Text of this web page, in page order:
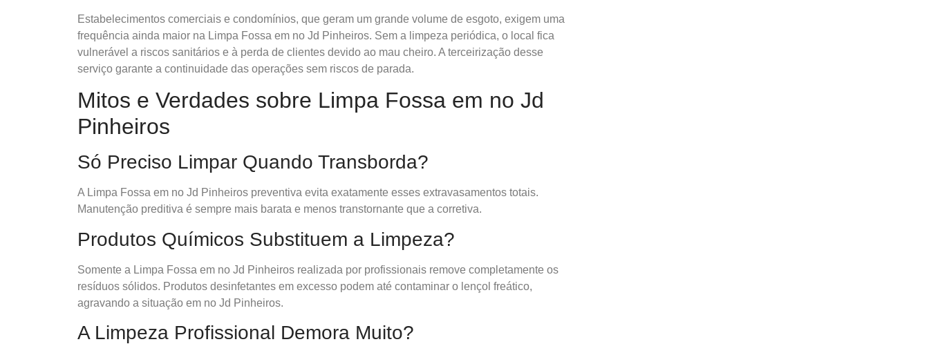
Estabelecimentos comerciais e condomínios, que geram um grande volume de esgoto, exigem uma
frequência ainda maior na Limpa Fossa em no Jd Pinheiros. Sem a limpeza periódica, o local fica
vulnerável a riscos sanitários e à perda de clientes devido ao mau cheiro. A terceirização desse
serviço garante a continuidade das operações sem riscos de parada.
Mitos e Verdades sobre Limpa Fossa em no Jd
Pinheiros
Só Preciso Limpar Quando Transborda?
A Limpa Fossa em no Jd Pinheiros preventiva evita exatamente esses extravasamentos totais.
Manutenção preditiva é sempre mais barata e menos transtornante que a corretiva.
Produtos Químicos Substituem a Limpeza?
Somente a Limpa Fossa em no Jd Pinheiros realizada por profissionais remove completamente os
resíduos sólidos. Produtos desinfetantes em excesso podem até contaminar o lençol freático,
agravando a situação em no Jd Pinheiros.
A Limpeza Profissional Demora Muito?